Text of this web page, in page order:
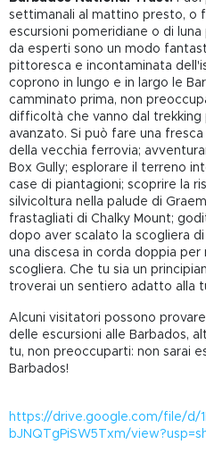
settimanali al mattino presto, o
escursioni pomeridiane o di
da esperti sono un modo
pittoresca e incontaminata
coprono in lungo e in largo le
camminato prima, non
difficoltà che vanno dal trekking
avanzato. Si può fare una
della vecchia ferrovia;
Box Gully; esplorare il terreno
case di piantagioni; scoprire la
silvicoltura nella palude di
frastagliati di Chalky Mount;
dopo aver scalato la scogliera
una discesa in corda doppia per
scogliera. Che tu sia un
troverai un sentiero adatto alla
Alcuni visitatori possono
delle escursioni alle Barbados,
tu, non preoccuparti: non sarai
Barbados!
https://drive.google.com/file/d/
bJNQTgPiSW5Txm/